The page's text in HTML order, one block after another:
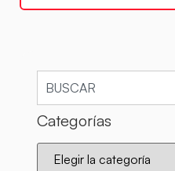
Categorías